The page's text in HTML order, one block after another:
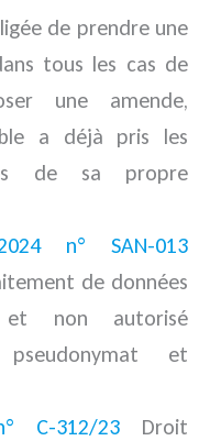
de prendre une
tous les cas de
une amende,
a déjà pris les
de sa propre
n° SAN-013
de données
non autorisé
et
C-312/23 Droit